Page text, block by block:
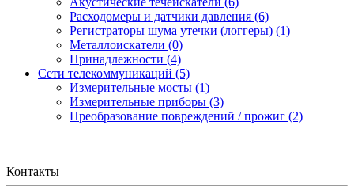
Расходомеры и датчики давления (6)
Регистраторы шума утечки (логгеры) (1)
Металлоискатели (0)
Принадлежности (4)
Сети телекоммуникаций (5)
Измерительные мосты (1)
Измерительные приборы (3)
Преобразование повреждений / прожиг (2)
Контакты